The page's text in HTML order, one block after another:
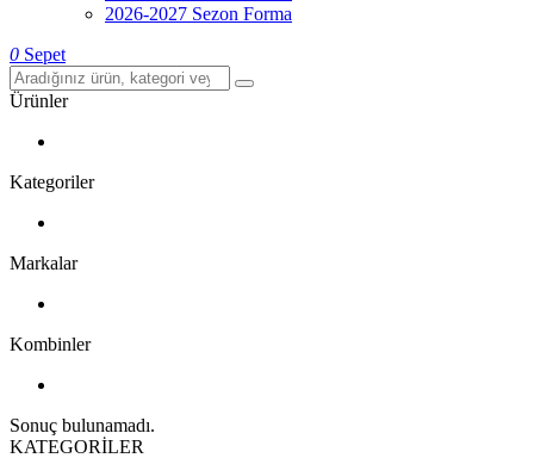
2026-2027 Sezon Forma
0 Sepet
Ürünler
Kategoriler
Markalar
Kombinler
Sonuç bulunamadı.
KATEGORİLER